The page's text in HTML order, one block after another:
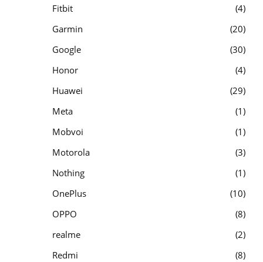
Fitbit
4
Garmin
20
Google
30
Honor
4
Huawei
29
Meta
1
Mobvoi
1
Motorola
3
Nothing
1
OnePlus
10
OPPO
8
realme
2
Redmi
8